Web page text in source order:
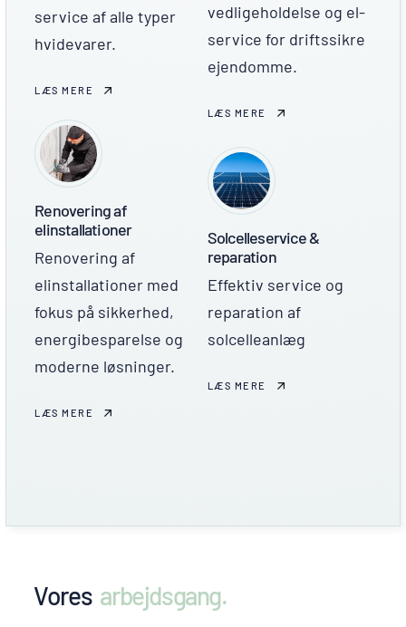
service af alle typer
hvidevarer.
LÆS MERE
vedligeholdelse og el-
service for driftssikre
ejendomme.
LÆS MERE
Renovering af
elinstallationer
Renovering af
elinstallationer med
fokus på sikkerhed,
energibesparelse og
moderne løsninger.
LÆS MERE
Solcelleservice &
reparation
Effektiv service og
reparation af
solcelleanlæg
LÆS MERE
Vores arbejdsgang.